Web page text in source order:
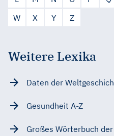
W
X Y Z
Weitere Lexika
Daten der
Gesundheit A-Z
Großes Wörterbuch